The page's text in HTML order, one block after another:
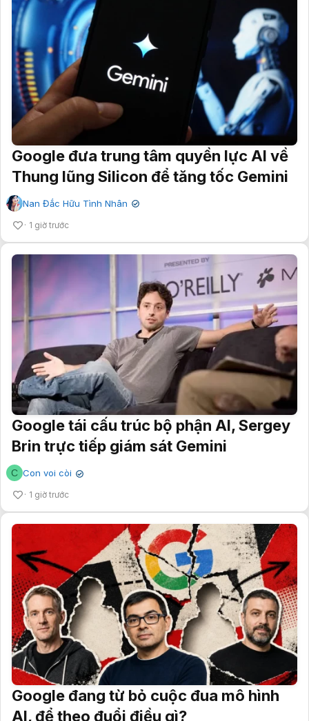
Google đưa trung tâm quyền lực AI về
Thung lũng Silicon để tăng tốc Gemini
Nan Đắc Hữu Tình Nhân ✔
1 giờ trước
Google tái cấu trúc bộ phận AI, Sergey
Brin trực tiếp giám sát Gemini
C Con voi còi ✔
1 giờ trước
Google đang từ bỏ cuộc đua mô hình
AI, để theo đuổi điều gì?